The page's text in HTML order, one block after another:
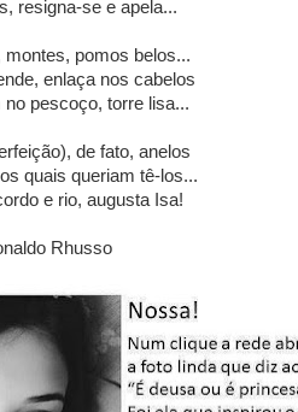
resigna-se e apela...
montes, pomos belos...
enlaça nos cabelos
pescoço, torre lisa...
de fato, anelos
quais queriam tê-los...
e rio, augusta Isa!
Rhusso